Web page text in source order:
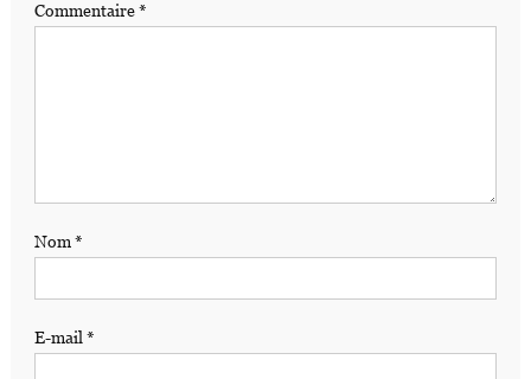
Commentaire*
Nom*
E-mail*